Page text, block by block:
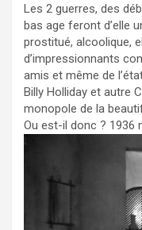
Les 2 guerres, des
bas age feront d’elle
prostitué, alcoolique,
d’impressionnants
amis et même de
Billy Holliday et autre
monopole de la
Ou est-il donc ? 1936